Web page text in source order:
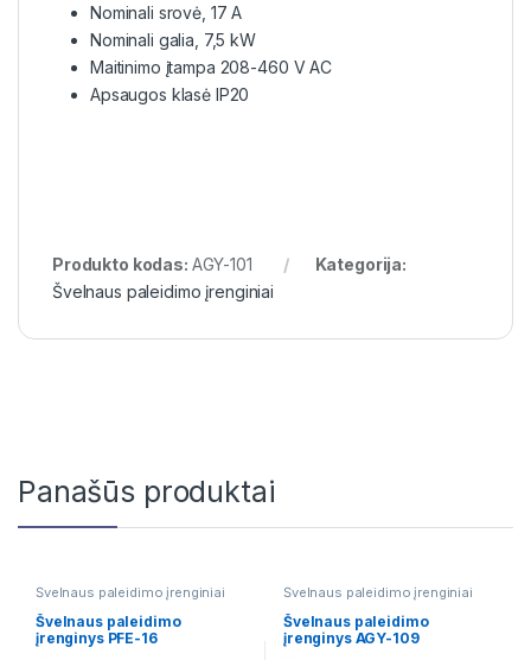
Nominali srovė, 17 A
Nominali galia, 7,5 kW
Maitinimo įtampa 208-460 V AC
Apsaugos klasė IP20
Produkto kodas: AGY-101
Kategorija:
Švelnaus paleidimo įrenginiai
Panašūs produktai
Švelnaus paleidimo įrenginiai
Švelnaus paleidimo
įrenginys PFE-16
Švelnaus paleidimo įrenginiai
Švelnaus paleidimo
įrenginys AGY-109